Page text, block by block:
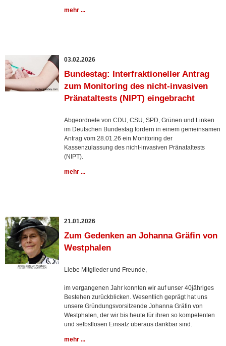
mehr ...
03.02.2026
Bundestag: Interfraktioneller Antrag
zum Monitoring des nicht-invasiven
Pränataltests (NIPT) eingebracht
Abgeordnete von CDU, CSU, SPD, Grünen und Linken
im Deutschen Bundestag fordern in einem gemeinsamen
Antrag vom 28.01.26 ein Monitoring der
Kassenzulassung des nicht-invasiven Pränataltests
(NIPT).
mehr ...
21.01.2026
Zum Gedenken an Johanna Gräfin von
Westphalen
Liebe Mitglieder und Freunde,
im vergangenen Jahr konnten wir auf unser 40jähriges
Bestehen zurückblicken. Wesentlich geprägt hat uns
unsere Gründungsvorsitzende Johanna Gräfin von
Westphalen, der wir bis heute für ihren so kompetenten
und selbstlosen Einsatz überaus dankbar sind.
mehr ...